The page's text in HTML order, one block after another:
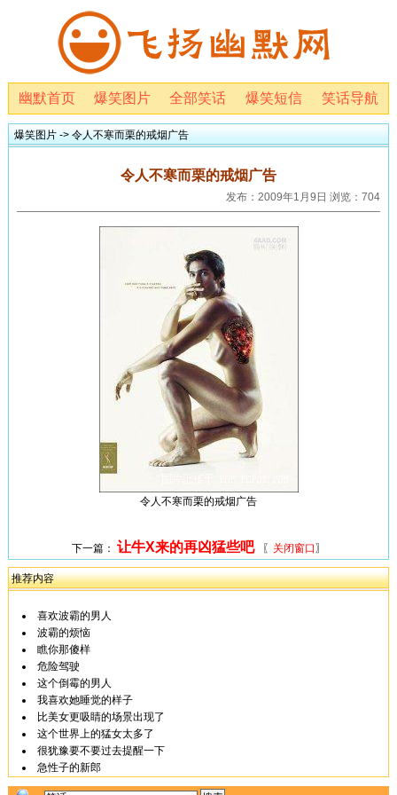
幽默首页 爆笑图片 全部笑话 爆笑短信 笑话导航
爆笑图片 -> 令人不寒而栗的戒烟广告
令人不寒而栗的戒烟广告
发布：2009年1月9日 浏览：704
令人不寒而栗的戒烟广告
下一篇： 让牛X来的再凶猛些吧〖 关闭窗口 〗
推荐内容
喜欢波霸的男人
波霸的烦恼
瞧你那傻样
危险驾驶
这个倒霉的男人
我喜欢她睡觉的样子
比美女更吸睛的场景出现了
这个世界上的猛女太多了
很犹豫要不要过去提醒一下
急性子的新郎